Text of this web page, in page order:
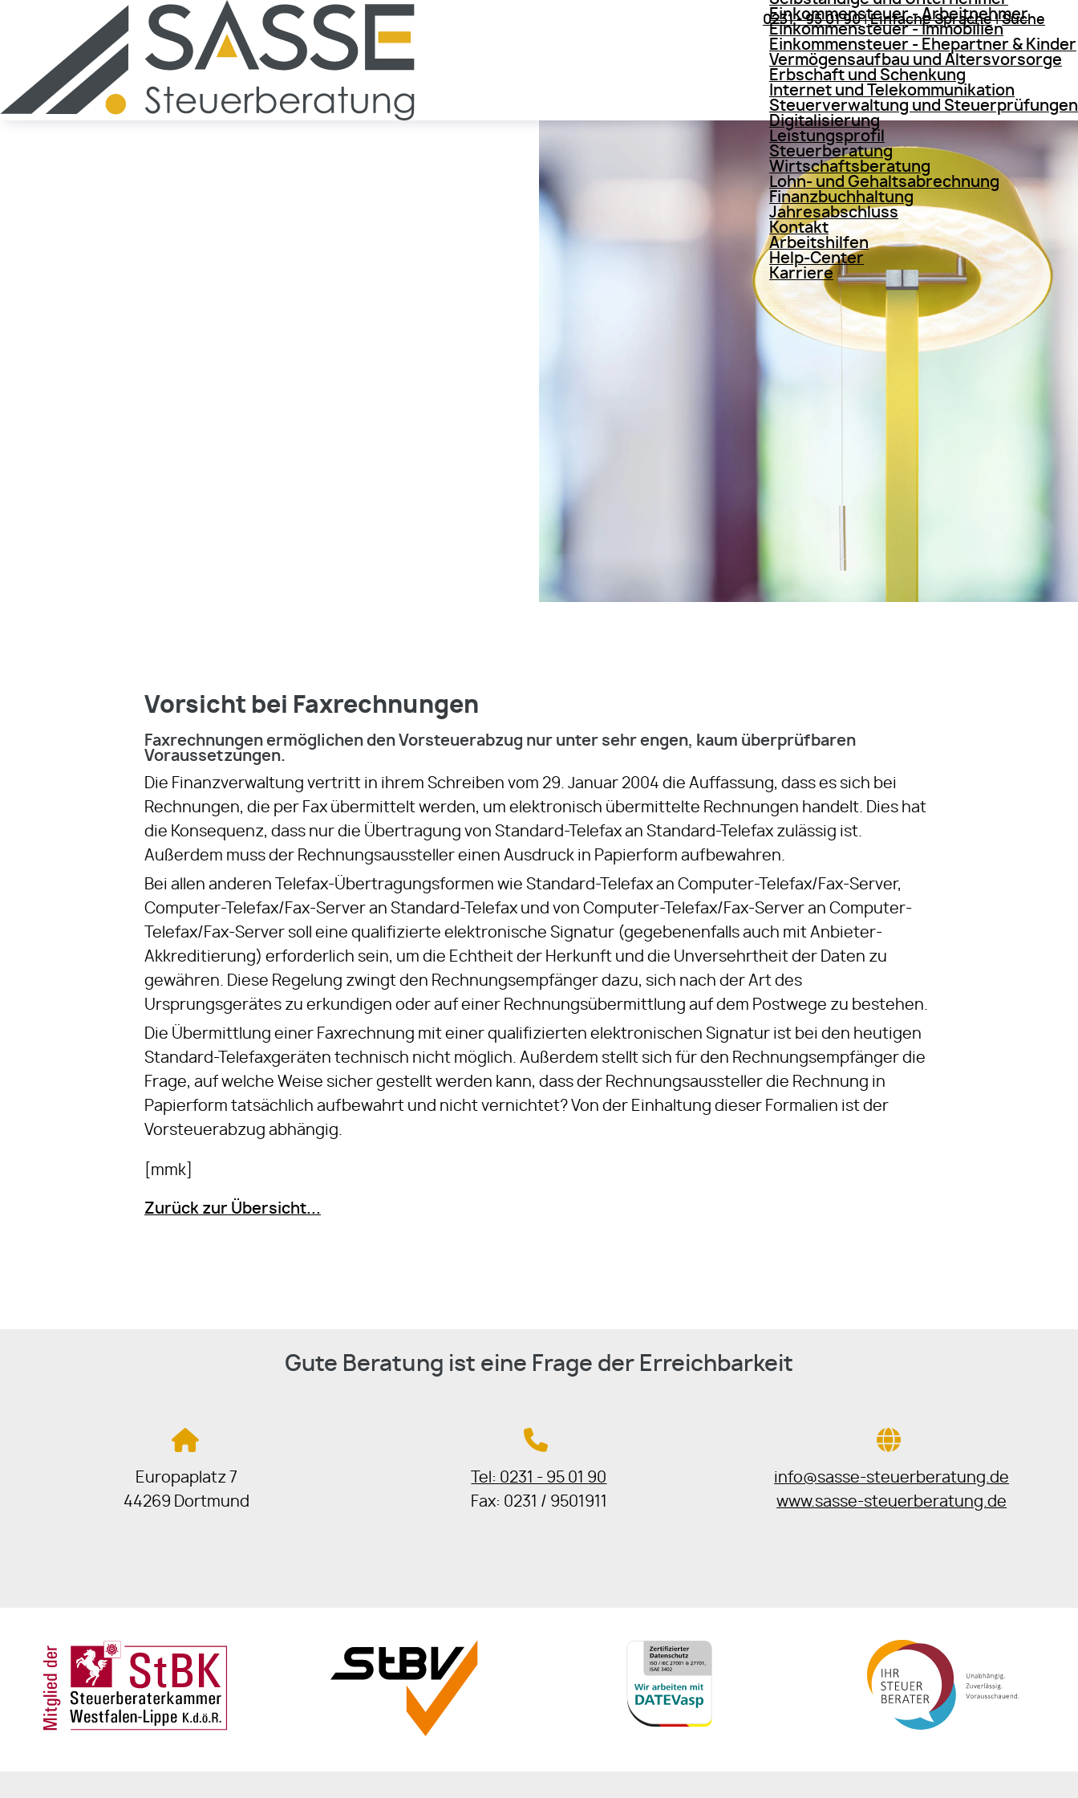
0231 - 95 01 90|Einfache Sprache|Suche
Einkommensteuer - Arbeitnehmer
Einkommensteuer - Immobilien
Einkommensteuer - Ehepartner & Kinder
Vermögensaufbau und Altersvorsorge
Erbschaft und Schenkung
Internet und Telekommunikation
Steuerverwaltung und Steuerprüfungen
Digitalisierung
Leistungsprofil
Steuerberatung
Wirtschaftsberatung
Lohn- und Gehaltsabrechnung
Finanzbuchhaltung
Jahresabschluss
Kontakt
Arbeitshilfen
Help-Center
Karriere
Vorsicht bei Faxrechnungen
Faxrechnungen ermöglichen den Vorsteuerabzug nur unter sehr engen, kaum überprüfbaren
Voraussetzungen.
Die Finanzverwaltung vertritt in ihrem Schreiben vom 29. Januar 2004 die Auffassung, dass es sich bei
Rechnungen, die per Fax übermittelt werden, um elektronisch übermittelte Rechnungen handelt. Dies hat
die Konsequenz, dass nur die Übertragung von Standard-Telefax an Standard-Telefax zulässig ist.
Außerdem muss der Rechnungsaussteller einen Ausdruck in Papierform aufbewahren.
Bei allen anderen Telefax-Übertragungsformen wie Standard-Telefax an Computer-Telefax/Fax-Server,
Computer-Telefax/Fax-Server an Standard-Telefax und von Computer-Telefax/Fax-Server an Computer-
Telefax/Fax-Server soll eine qualifizierte elektronische Signatur (gegebenenfalls auch mit Anbieter-
Akkreditierung) erforderlich sein, um die Echtheit der Herkunft und die Unversehrtheit der Daten zu
gewähren. Diese Regelung zwingt den Rechnungsempfänger dazu, sich nach der Art des
Ursprungsgerätes zu erkundigen oder auf einer Rechnungsübermittlung auf dem Postwege zu bestehen.
Die Übermittlung einer Faxrechnung mit einer qualifizierten elektronischen Signatur ist bei den heutigen
Standard-Telefaxgeräten technisch nicht möglich. Außerdem stellt sich für den Rechnungsempfänger die
Frage, auf welche Weise sicher gestellt werden kann, dass der Rechnungsaussteller die Rechnung in
Papierform tatsächlich aufbewahrt und nicht vernichtet? Von der Einhaltung dieser Formalien ist der
Vorsteuerabzug abhängig.
[mmk]
Zurück zur Übersicht...
Gute Beratung ist eine Frage der Erreichbarkeit
Europaplatz 7
44269 Dortmund
Tel: 0231 - 95 01 90
Fax: 0231 / 9501911
info@sasse-steuerberatung.de
www.sasse-steuerberatung.de